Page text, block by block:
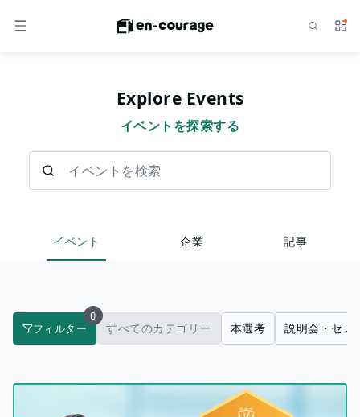
メニュー サ
Explore Events
イベントを探索する
イベント 企業 記事
フィルター
0
すべてのカテゴリー 本選考 説明会・セミ